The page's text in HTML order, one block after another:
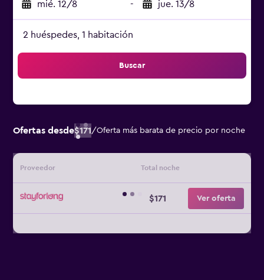
mié. 12/8 - jue. 13/8
2 huéspedes, 1 habitación
Buscar
Ofertas desde$171/Oferta más barata de precio por noche
Proveedor Total noche
$171 Ver oferta